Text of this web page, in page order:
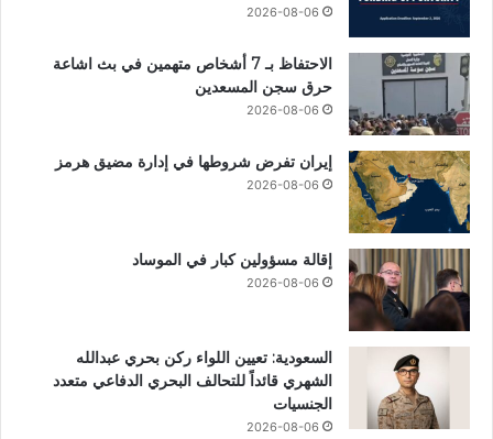
2026-08-06
الاحتفاظ بـ 7 أشخاص متهمين في بث اشاعة
حرق سجن المسعدين
2026-08-06
إيران تفرض شروطها في إدارة مضيق هرمز
2026-08-06
إقالة مسؤولين كبار في الموساد
2026-08-06
السعودية: تعيين اللواء ركن بحري عبدالله
الشهري قائداً للتحالف البحري الدفاعي متعدد
الجنسيات
2026-08-06